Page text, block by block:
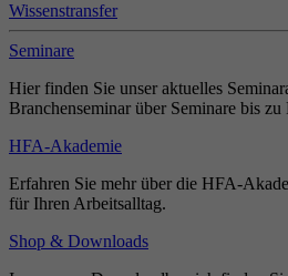
Wissenstransfer
Seminare
Hier finden Sie unser aktuelles
Branchenseminar über Seminare bis zu
HFA-Akademie
Erfahren Sie mehr über die HFA-
für Ihren Arbeitsalltag.
Shop & Downloads